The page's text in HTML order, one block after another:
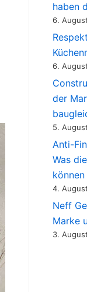
haben
6.
6.
der
5.
Anti-
Was
können
4.
Neff
Marke
3.